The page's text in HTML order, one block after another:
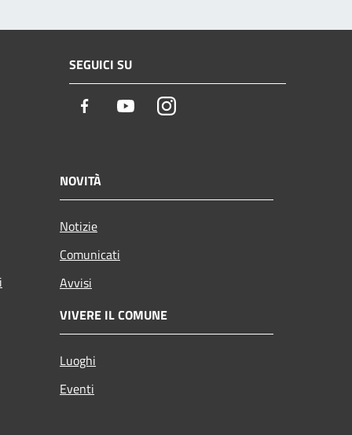
SEGUICI SU
Facebook YoutubeInstagram
NOVITÀ
Notizie
Comunicati
Avvisi
VIVERE IL COMUNE
Luoghi
Eventi